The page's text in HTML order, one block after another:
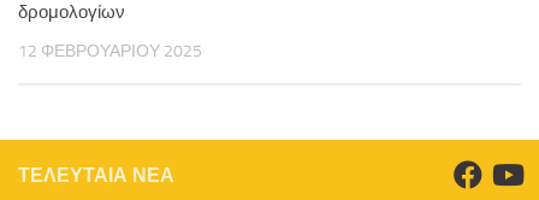
δρομολογίων
12 ΦΕΒΡΟΥΑΡΊΟΥ 2025
ΤΕΛΕΥΤΑΙΑ ΝΕΑ